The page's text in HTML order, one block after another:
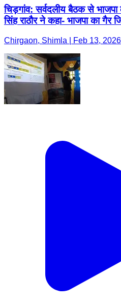
चिड़गांव: सर्वदलीय बैठक से भाजपा
सिंह राठौर ने कहा- भाजपा का गैर
Chirgaon, Shimla | Feb 13, 2026